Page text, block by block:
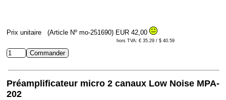
Prix unitaire (Article Nº mo-251690) EUR 42,00
hors TVA: € 35.29 / $ 40.59
Préamplificateur micro 2 canaux Low Noise MPA-
202